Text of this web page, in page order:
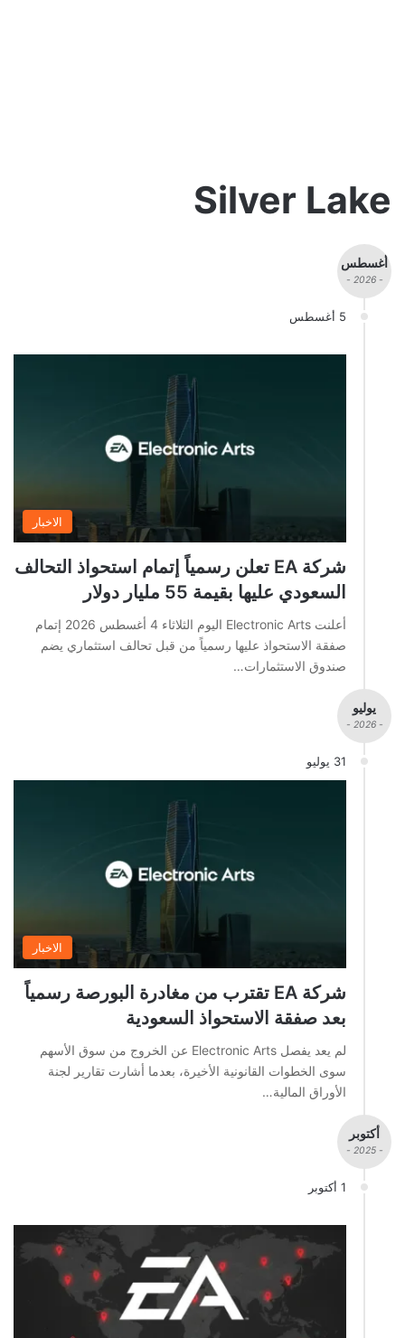
Silver Lake
أغسطس
- 2026 -
5 أغسطس
الاخبار
شركة EA تعلن رسمياً إتمام استحواذ التحالف
السعودي عليها بقيمة 55 مليار دولار
أعلنت Electronic Arts اليوم الثلاثاء 4 أغسطس 2026 إتمام
صفقة الاستحواذ عليها رسمياً من قبل تحالف استثماري يضم
صندوق الاستثمارات…
يوليو
- 2026 -
31 يوليو
الاخبار
شركة EA تقترب من مغادرة البورصة رسمياً
بعد صفقة الاستحواذ السعودية
لم يعد يفصل Electronic Arts عن الخروج من سوق الأسهم
سوى الخطوات القانونية الأخيرة، بعدما أشارت تقارير لجنة
الأوراق المالية…
أكتوبر
- 2025 -
1 أكتوبر